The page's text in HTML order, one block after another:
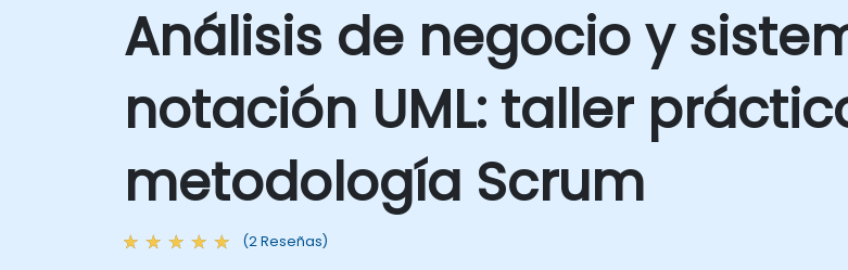
Análisis de negocio y
notación UML: taller
metodología Scrum
(2 Reseñas)